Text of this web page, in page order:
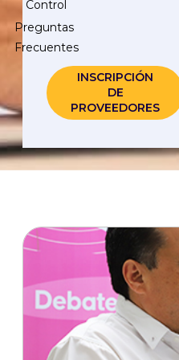
Control
Preguntas
Frecuentes
INSCRIPCIÓN
DE
PROVEEDORES